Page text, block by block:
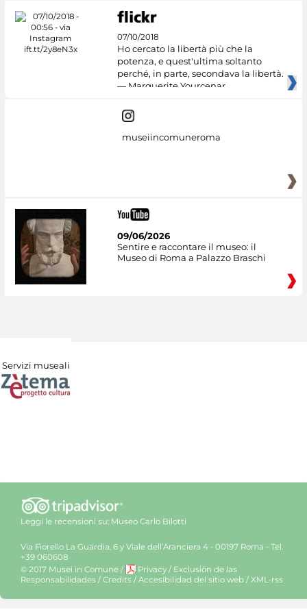
07/10/2018
Ho cercato la libertà più che la
potenza, e quest'ultima soltanto
perché, in parte, secondava la libertà.
— Marguerite Yourcenar
museiincomuneroma
09/06/2026
Sentire e raccontare il museo: il
Museo di Roma a Palazzo Braschi
Servizi museali
Leggi le recensioni su: Museo Carlo Bilotti
Via Fiorello La Guardia, 6 y Viale dell’Aranciera 4 - 00197 Roma - Tel.
+39 060608
© 2017 Musei in Comune / Privacy / Exclusiòn de las
Responsabilidades / Credits / Accesibilidad del sitio web / XML-rss